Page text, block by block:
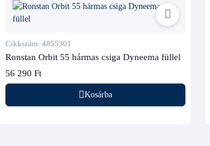
Cikkszám: 4855301
Ronstan Orbit 55 hármas csiga Dyneema füllel
56 290 Ft
Kosárba